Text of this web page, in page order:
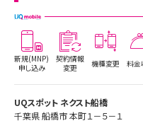
新規(MNP)
申し込み
契約情報
変更
機種変更 料金
UQスポット ネクスト船橋
千葉県 船橋市 本町１－５－１